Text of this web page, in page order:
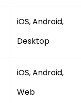
iOS, Android,
Desktop
iOS, Android,
Web